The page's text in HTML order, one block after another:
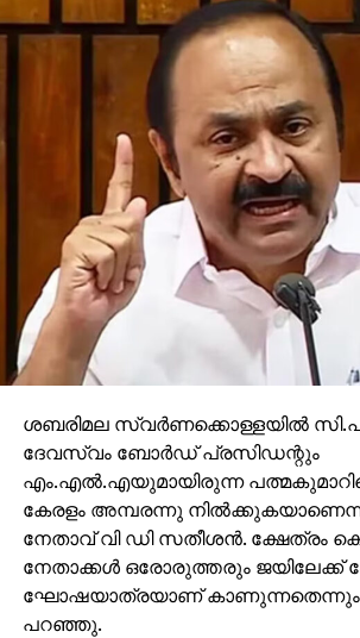
ശബരിമല സ്വര്‍ണക്കൊള്ളയില്‍
ദേവസ്വം ബോര്‍ഡ് പ്രസിഡന്റും
എം.എല്‍.എയുമായിരുന്ന
കേരളം അമ്പരന്നു
നേതാവ് വി ഡി സതീശന്‍. ക്ഷേത്രം
നേതാക്കള്‍ ഒരോരുത്തരും
ഘോഷയാത്രയാണ് കാണുന്നതെന്നും
പറഞ്ഞു.